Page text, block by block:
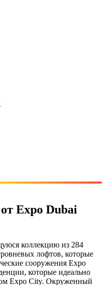
Expo Dubai
коллекцию из 284
лофтов, которые
сооружения Expo
которые идеально
Expo City. Окруженный